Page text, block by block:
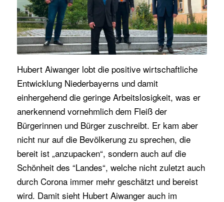
Hubert Aiwanger lobt die positive wirtschaftliche
Entwicklung Niederbayerns und damit
einhergehend die geringe Arbeitslosigkeit, was er
anerkennend vornehmlich dem Fleiß der
Bürgerinnen und Bürger zuschreibt. Er kam aber
nicht nur auf die Bevölkerung zu sprechen, die
bereit ist „anzupacken“, sondern auch auf die
Schönheit des “Landes“, welche nicht zuletzt auch
durch Corona immer mehr geschätzt und bereist
wird. Damit sieht Hubert Aiwanger auch im